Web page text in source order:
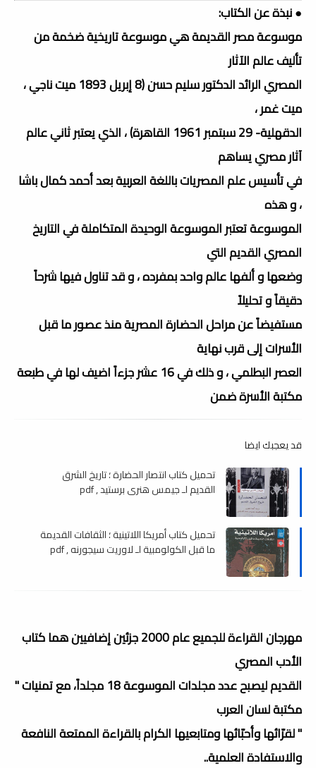
● نبذة عن الكتاب:
موسوعة مصر القديمة هي موسوعة تاريخية ضخمة من
تأليف عالم الآثار
المصري الرائد الدكتور سليم حسن (8 إبريل 1893 ميت ناجي ،
ميت غمر ،
الدقهلية- 29 سبتمبر 1961 القاهرة) ، الذي يعتبر ثاني عالم
آثار مصري يساهم
في تأسيس علم المصريات باللغة العربية بعد أحمد كمال باشا
، و هذه
الموسوعة تعتبر الموسوعة الوحيدة المتكاملة في التاريخ
المصري القديم التي
وضعها و ألفها عالم واحد بمفرده ، و قد تناول فيها شرحاً
دقيقاً و تحليلاً
مستفيضاً عن مراحل الحضارة المصرية منذ عصور ما قبل
الأسرات إلى قرب نهاية
العصر البطلمي ، و ذلك في 16 عشر جزءاً اضيف لها في طبعة
مكتبة الأسرة ضمن
قد يعجبك ايضا
تحميل كتاب انتصار الحضارة ؛ تاريخ الشرق
القديم لـ جيمس ھنري برستيد , pdf
تحميل كتاب أمريكا اللاتينية ؛ الثقافات القديمة
ما قبل الكولومبية لـ لاوريت سيجورنه , pdf
مهرجان القراءة للجميع عام 2000 جزئين إضافيين هما كتاب
الأدب المصري
القديم ليصبح عدد مجلدات الموسوعة 18 مجلداً، مع تمنيات "
مكتبة لسان العرب
" لقرّائها وأحبّائها ومتابعيها الكرام بالقراءة الممتعة النافعة
والاستفادة العلمية..